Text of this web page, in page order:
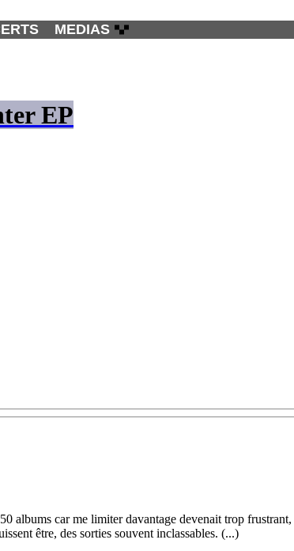
MEDIAS
EP
albums car me limiter davantage devenait trop
être, des sorties souvent inclassables. (...)